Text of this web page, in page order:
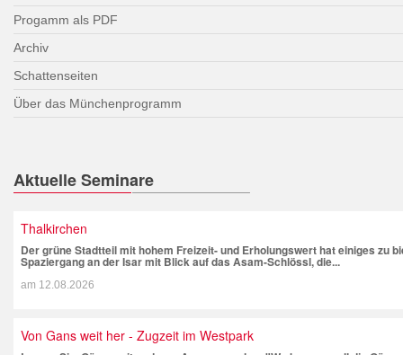
Progamm als PDF
Archiv
Schattenseiten
Über das Münchenprogramm
Aktuelle Seminare
Thalkirchen
Der grüne Stadtteil mit hohem Freizeit- und Erholungswert hat einiges zu
Spaziergang an der Isar mit Blick auf das Asam-Schlössl, die...
am 12.08.2026
Von Gans weit her - Zugzeit im Westpark